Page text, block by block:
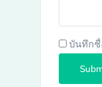
บันทึกชื่